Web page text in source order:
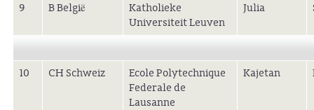
9 B België
Katholieke
Universiteit Leuven
Julia
10 CH Schweiz
Ecole Polytechnique
Federale de
Lausanne
Kajetan